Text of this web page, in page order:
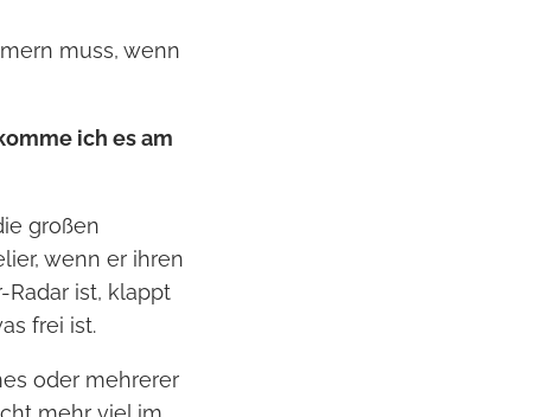
muss, wenn
ich es am
großen
wenn er ihren
ist, klappt
frei ist.
oder mehrerer